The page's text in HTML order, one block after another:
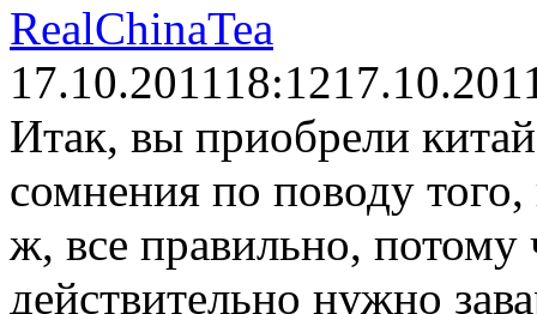
RealChinaTea
17.10.2011 18:12
Итак, вы приобрели
сомнения по поводу того,
ж, все правильно, потому
действительно нужно